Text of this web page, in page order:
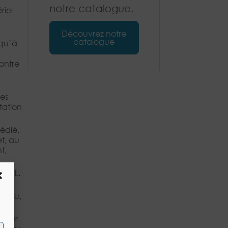
au
L.
leur
notre catalogue.
Découvrez notre
catalogue